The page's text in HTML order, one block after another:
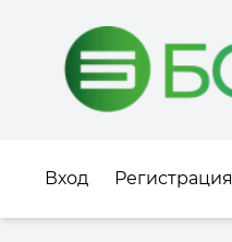
Вход Регистрация